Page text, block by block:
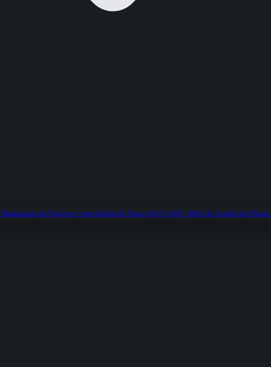
Maquinaria de Proceso Conectividad & Datos (IIoT) OEE, MES & Gestión de Planta